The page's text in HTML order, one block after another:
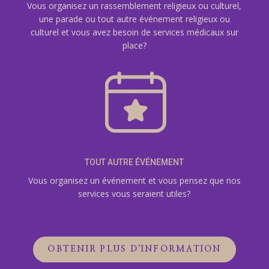
Vous organisez un rassemblement religieux ou culturel,
une parade ou tout autre événement religieux ou
culturel et vous avez besoin de services médicaux sur
place?
TOUT AUTRE ÉVÉNEMENT
Vous organisez un événement et vous pensez que nos
services vous seraient utiles?
OBTENIR PLUS D'INFORMATION